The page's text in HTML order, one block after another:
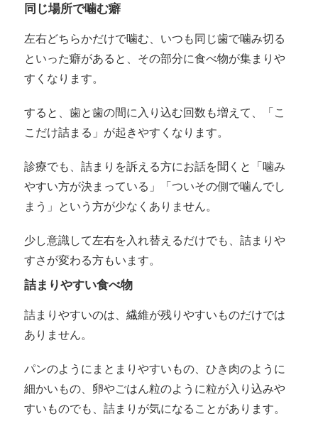
同じ場所で噛む癖
左右どちらかだけで噛む、いつも同じ歯で噛み切る
といった癖があると、その部分に食べ物が集まりや
すくなります。
すると、歯と歯の間に入り込む回数も増えて、「こ
こだけ詰まる」が起きやすくなります。
診療でも、詰まりを訴える方にお話を聞くと「噛み
やすい方が決まっている」「ついその側で噛んでし
まう」という方が少なくありません。
少し意識して左右を入れ替えるだけでも、詰まりや
すさが変わる方もいます。
詰まりやすい食べ物
詰まりやすいのは、繊維が残りやすいものだけでは
ありません。
パンのようにまとまりやすいもの、ひき肉のように
細かいもの、卵やごはん粒のように粒が入り込みや
すいものでも、詰まりが気になることがあります。